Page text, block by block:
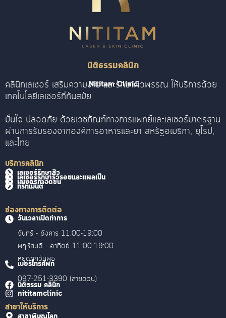
นิติธรรมคลินิก
Nititam Clinic
คลินิกเลเซอร์ เสริมความงาม และรักษาผิวพรรณ ให้บริการด้วย
เทคโนโลยีเลเซอร์ที่ทันสมัย
มั่นใจ ปลอดภัย ด้วยเวชภัณฑ์ทางการแพทย์และเลเซอร์มาตรฐาน
ผ่านการรับรองจากองค์การอาหารและยา สหรัฐอเมริกา, ยุโรป,
และไทย
บริการคลินิก
เลเซอร์รักษาสิว
เลเซอร์รักษาริ้วรอยและแผลเป็น
เลเซอร์กำจัดขน
ทรีทเม้นต์
ช่องทางการติดต่อ
วันเวลาเปิดทำการ
จันทร์ - อังคาร 11:00-19:00
พฤหัสบดี - อาทิตย์ 11:00-19:00
หยุดทุกวันพุธ
เบอร์โทรศัพท์
097-251-3390 (สายด่วน)
นิติธรรม คลินิก
nititamclinic
สาขาให้บริการ